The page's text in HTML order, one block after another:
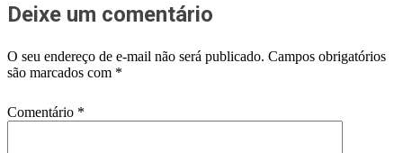
Deixe um comentário
O seu endereço de e-mail não será publicado. Campos obrigatórios
são marcados com *
Comentário *